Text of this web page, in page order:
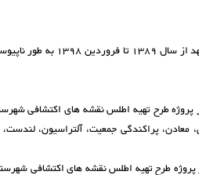
سابقه کار در سازمان زمین شناسی و
طرح تهیه اطلس نقشه های اکتشافی
طرح تهیه اطلس نقشه های اکتشافی